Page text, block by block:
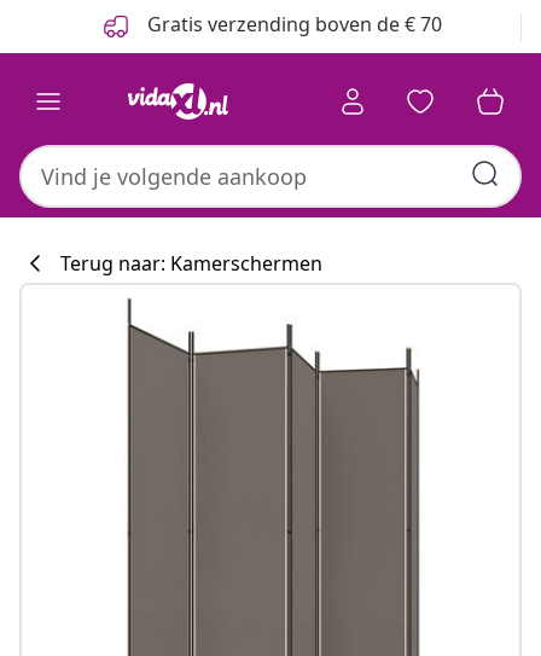
Gratis verzending boven de € 70
Terug naar: Kamerschermen